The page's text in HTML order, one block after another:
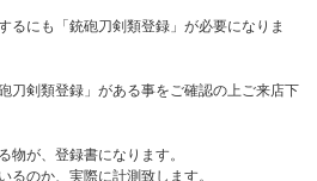
るにも「銃砲刀剣類登録」が必要になりま
刀剣類登録」がある事をご確認の上ご来店下
が、登録書になります。
のか、実際に計測致します。